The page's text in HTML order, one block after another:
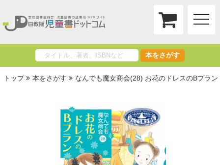
toggle
本をさがす
トップ 本をさがす なんでも魔女商会(28) お花のドレスのBプラン